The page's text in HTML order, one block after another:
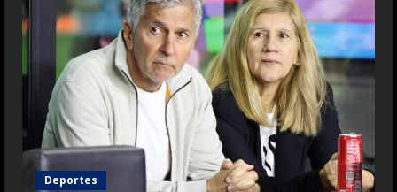
Deportes